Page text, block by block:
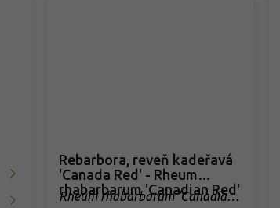
Rebarbora, reveň kadeřavá
'Canada Red' - Rheum
rhabarbarum 'Canadian Red'
Rheum rhabarbarum 'Canadian